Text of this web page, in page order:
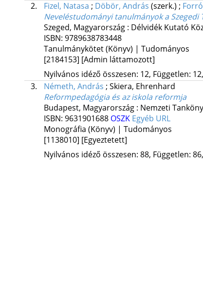
2.
Fizel, Natasa ; Döbör, András (szerk.) ;
Neveléstudományi tanulmányok a
Szeged, Magyarország : Délvidék Kutató
ISBN: 9789638783448
Tanulmánykötet (Könyv) | Tudományos
[2184153] [Admin láttamozott]
Nyilvános idéző összesen: 12, Független:
3.
Németh, András ; Skiera, Ehrenhard
Reformpedagógia és az iskola reformja
Budapest, Magyarország : Nemzeti
ISBN: 9631901688 OSZK Egyéb URL
Monográfia (Könyv) | Tudományos
[1138010] [Egyeztetett]
Nyilvános idéző összesen: 88, Független: